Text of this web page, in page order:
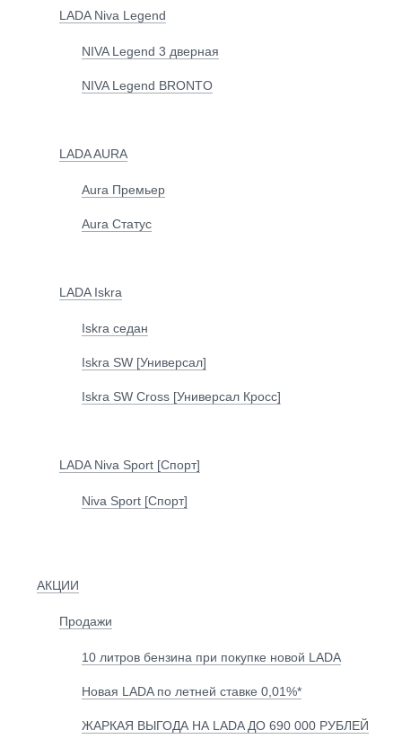
LADA Niva Legend
NIVA Legend 3 дверная
NIVA Legend BRONTO
LADA AURA
Aura Премьер
Aura Статус
LADA Iskra
Iskra седан
Iskra SW [Универсал]
Iskra SW Cross [Универсал Кросс]
LADA Niva Sport [Спорт]
Niva Sport [Спорт]
АКЦИИ
Продажи
10 литров бензина при покупке новой LADA
Новая LADA по летней ставке 0,01%*
ЖАРКАЯ ВЫГОДА НА LADA ДО 690 000 РУБЛЕЙ